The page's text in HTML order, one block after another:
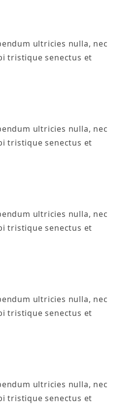
ultricies nulla, nec
tristique senectus et
ultricies nulla, nec
tristique senectus et
ultricies nulla, nec
tristique senectus et
ultricies nulla, nec
tristique senectus et
ultricies nulla, nec
tristique senectus et